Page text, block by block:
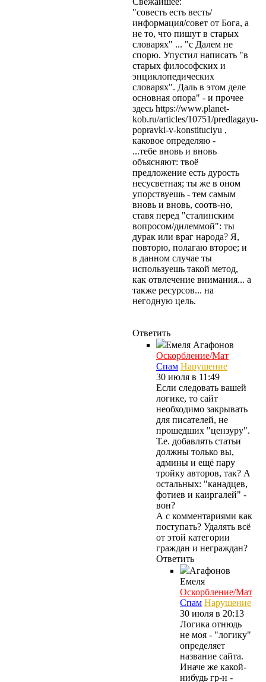
"совесть есть весть/
информация/совет от Бога, а
не то, что пишут в старых
словарях" ... "с Далем не
спорю. Упустил написать "в
старых философских и
энциклопедических
словарях". Даль в этом деле
основная опора" - и прочее
здесь https://www.planet-
kob.ru/articles/10751/predlagayu-
popravki-v-konstituciyu ,
каковое определяю -
...тебе вновь и вновь
объясняют: твоё
предложение есть дурость
несусветная; ты же в оном
упорствуешь - тем самым
вновь и вновь, соотв-но,
ставя перед "сталинским
вопросом/дилеммой": ты
дурак или враг народа? Я,
повторю, полагаю второе; и
в данном случае ты
используешь такой метод,
как отвлечение внимания... а
также ресурсов... на
негодную цель.
Ответить
Емеля Агафонов
Оскорбление/Мат
Спам Нарушение
30 июля в 11:49
Если следовать вашей
логике, то сайт
необходимо закрывать
для писателей, не
прошедших "цензуру".
Т.е. добавлять статьи
должны только вы,
админы и ещё пару
тройку авторов, так? А
остальных: "канадцев,
фотиев и каиргалей" -
вон?
А с комментариями как
поступать? Удалять всё
от этой категории
граждан и неграждан?
Ответить
Агафонов
Емеля
Оскорбление/Мат
Спам Нарушение
30 июля в 20:13
Логика отнюдь
не моя - "логику"
определяет
название сайта.
Иначе же какой-
нибудь гр-н -